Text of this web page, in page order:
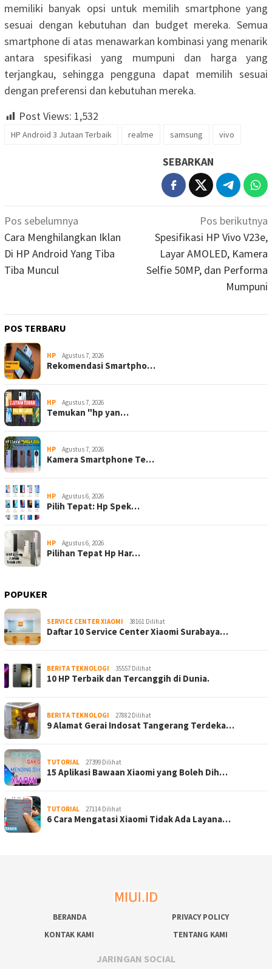
memiliki banyak opsi untuk memilih smartphone yang
sesuai dengan kebutuhan dan budget mereka. Semua
smartphone di atas menawarkan kombinasi yang menarik
antara spesifikasi yang mumpuni dan harga yang
terjangkau, sehingga pengguna dapat memilih sesuai
dengan preferensi dan kebutuhan mereka.
Post Views: 1,532
HP Android 3 Jutaan Terbaik realme samsung vivo
SEBARKAN
Navigasi
pos
Pos sebelumnya
Cara Menghilangkan Iklan
Di HP Android Yang Tiba
Tiba Muncul
Pos berikutnya
Spesifikasi HP Vivo V23e,
Layar AMOLED, Kamera
Selfie 50MP, dan Performa
Mumpuni
POS TERBARU
HP Agustus 7, 2026
Rekomendasi Smartpho…
HP Agustus 7, 2026
Temukan "hp yan…
HP Agustus 7, 2026
Kamera Smartphone Te…
HP Agustus 6, 2026
Pilih Tepat: Hp Spek…
HP Agustus 6, 2026
Pilihan Tepat Hp Har…
POPUKER
SERVICE CENTER XIAOMI 38161 Dilihat
Daftar 10 Service Center Xiaomi Surabaya…
BERITA TEKNOLOGI 35557 Dilihat
10 HP Terbaik dan Tercanggih di Dunia.
BERITA TEKNOLOGI 27882 Dilihat
9 Alamat Gerai Indosat Tangerang Terdeka…
TUTORIAL 27399 Dilihat
15 Aplikasi Bawaan Xiaomi yang Boleh Dih…
TUTORIAL 27114 Dilihat
6 Cara Mengatasi Xiaomi Tidak Ada Layana…
BERANDA
PRIVACY POLICY
KONTAK KAMI
TENTANG KAMI
JARINGAN SOCIAL